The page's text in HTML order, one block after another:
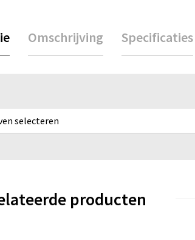
Omschrijving Specificaties
selecteren
producten